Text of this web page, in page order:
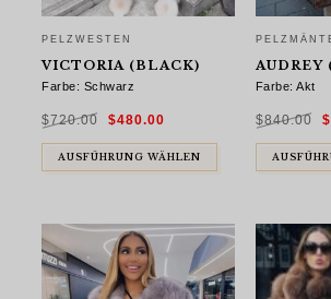
PELZWESTEN
VICTORIA (BLACK)
Farbe: Schwarz
$720.00
Ursprünglicher
Preis
$720.00
$480.00
$480.00.
AUSFÜHRUNG WÄHLEN
AUDREY
Farbe: Akt
$840.00 $